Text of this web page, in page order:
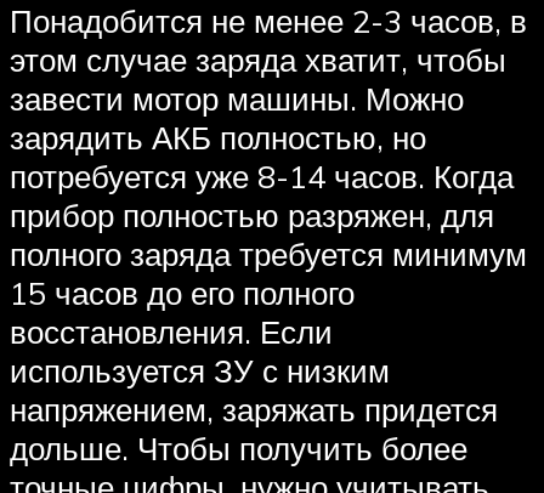
Понадобится не менее 2-3 часов, в
этом случае заряда хватит, чтобы
завести мотор машины. Можно
зарядить АКБ полностью, но
потребуется уже 8-14 часов. Когда
прибор полностью разряжен, для
полного заряда требуется минимум
15 часов до его полного
восстановления. Если
используется ЗУ с низким
напряжением, заряжать придется
дольше. Чтобы получить более